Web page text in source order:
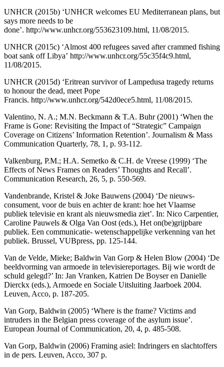
UNHCR (2015b) ‘UNHCR welcomes EU Mediterranean plans, but
says more needs to be
done’. http://www.unhcr.org/553623109.html, 11/08/2015.
UNHCR (2015c) ‘Almost 400 refugees saved after crammed fishing
boat sank off Libya’ http://www.unhcr.org/55c35f4c9.html,
11/08/2015.
UNHCR (2015d) ‘Eritrean survivor of Lampedusa tragedy returns
to honour the dead, meet Pope
Francis. http://www.unhcr.org/542d0ece5.html, 11/08/2015.
Valentino, N. A.; M.N. Beckmann & T.A. Buhr (2001) ‘When the
Frame is Gone: Revisiting the Impact of “Strategic” Campaign
Coverage on Citizens’ Information Retention’. Journalism & Mass
Communication Quarterly, 78, 1, p. 93-112.
Valkenburg, P.M.; H.A. Semetko & C.H. de Vreese (1999) ‘The
Effects of News Frames on Readers’ Thoughts and Recall’.
Communication Research, 26, 5, p. 550-569.
Vandenbrande, Kristel & Joke Bauwens (2004) ‘De nieuws-
consument, voor de buis en achter de krant: hoe het Vlaamse
publiek televisie en krant als nieuwsmedia ziet’. In: Nico Carpentier,
Caroline Pauwels & Olga Van Oost (eds.), Het on(be)grijpbare
publiek. Een communicatie- wetenschappelijke verkenning van het
publiek. Brussel, VUBpress, pp. 125-144.
Van de Velde, Mieke; Baldwin Van Gorp & Helen Blow (2004) ‘De
beeldvorming van armoede in televisiereportages. Bij wie wordt de
schuld gelegd?’ In: Jan Vranken, Katrien De Boyser en Danielle
Dierckx (eds.), Armoede en Sociale Uitsluiting Jaarboek 2004.
Leuven, Acco, p. 187-205.
Van Gorp, Baldwin (2005) ‘Where is the frame? Victims and
intruders in the Belgian press coverage of the asylum issue’.
European Journal of Communication, 20, 4, p. 485-508.
Van Gorp, Baldwin (2006) Framing asiel: Indringers en slachtoffers
in de pers. Leuven, Acco, 307 p.